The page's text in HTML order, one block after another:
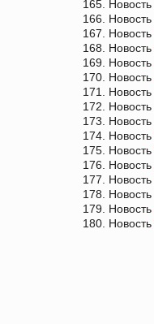
165. Новость
166. Новость
167. Новость
168. Новость
169. Новость
170. Новость
171. Новость
172. Новость
173. Новость
174. Новость
175. Новость
176. Новость
177. Новость
178. Новость
179. Новость
180. Новость